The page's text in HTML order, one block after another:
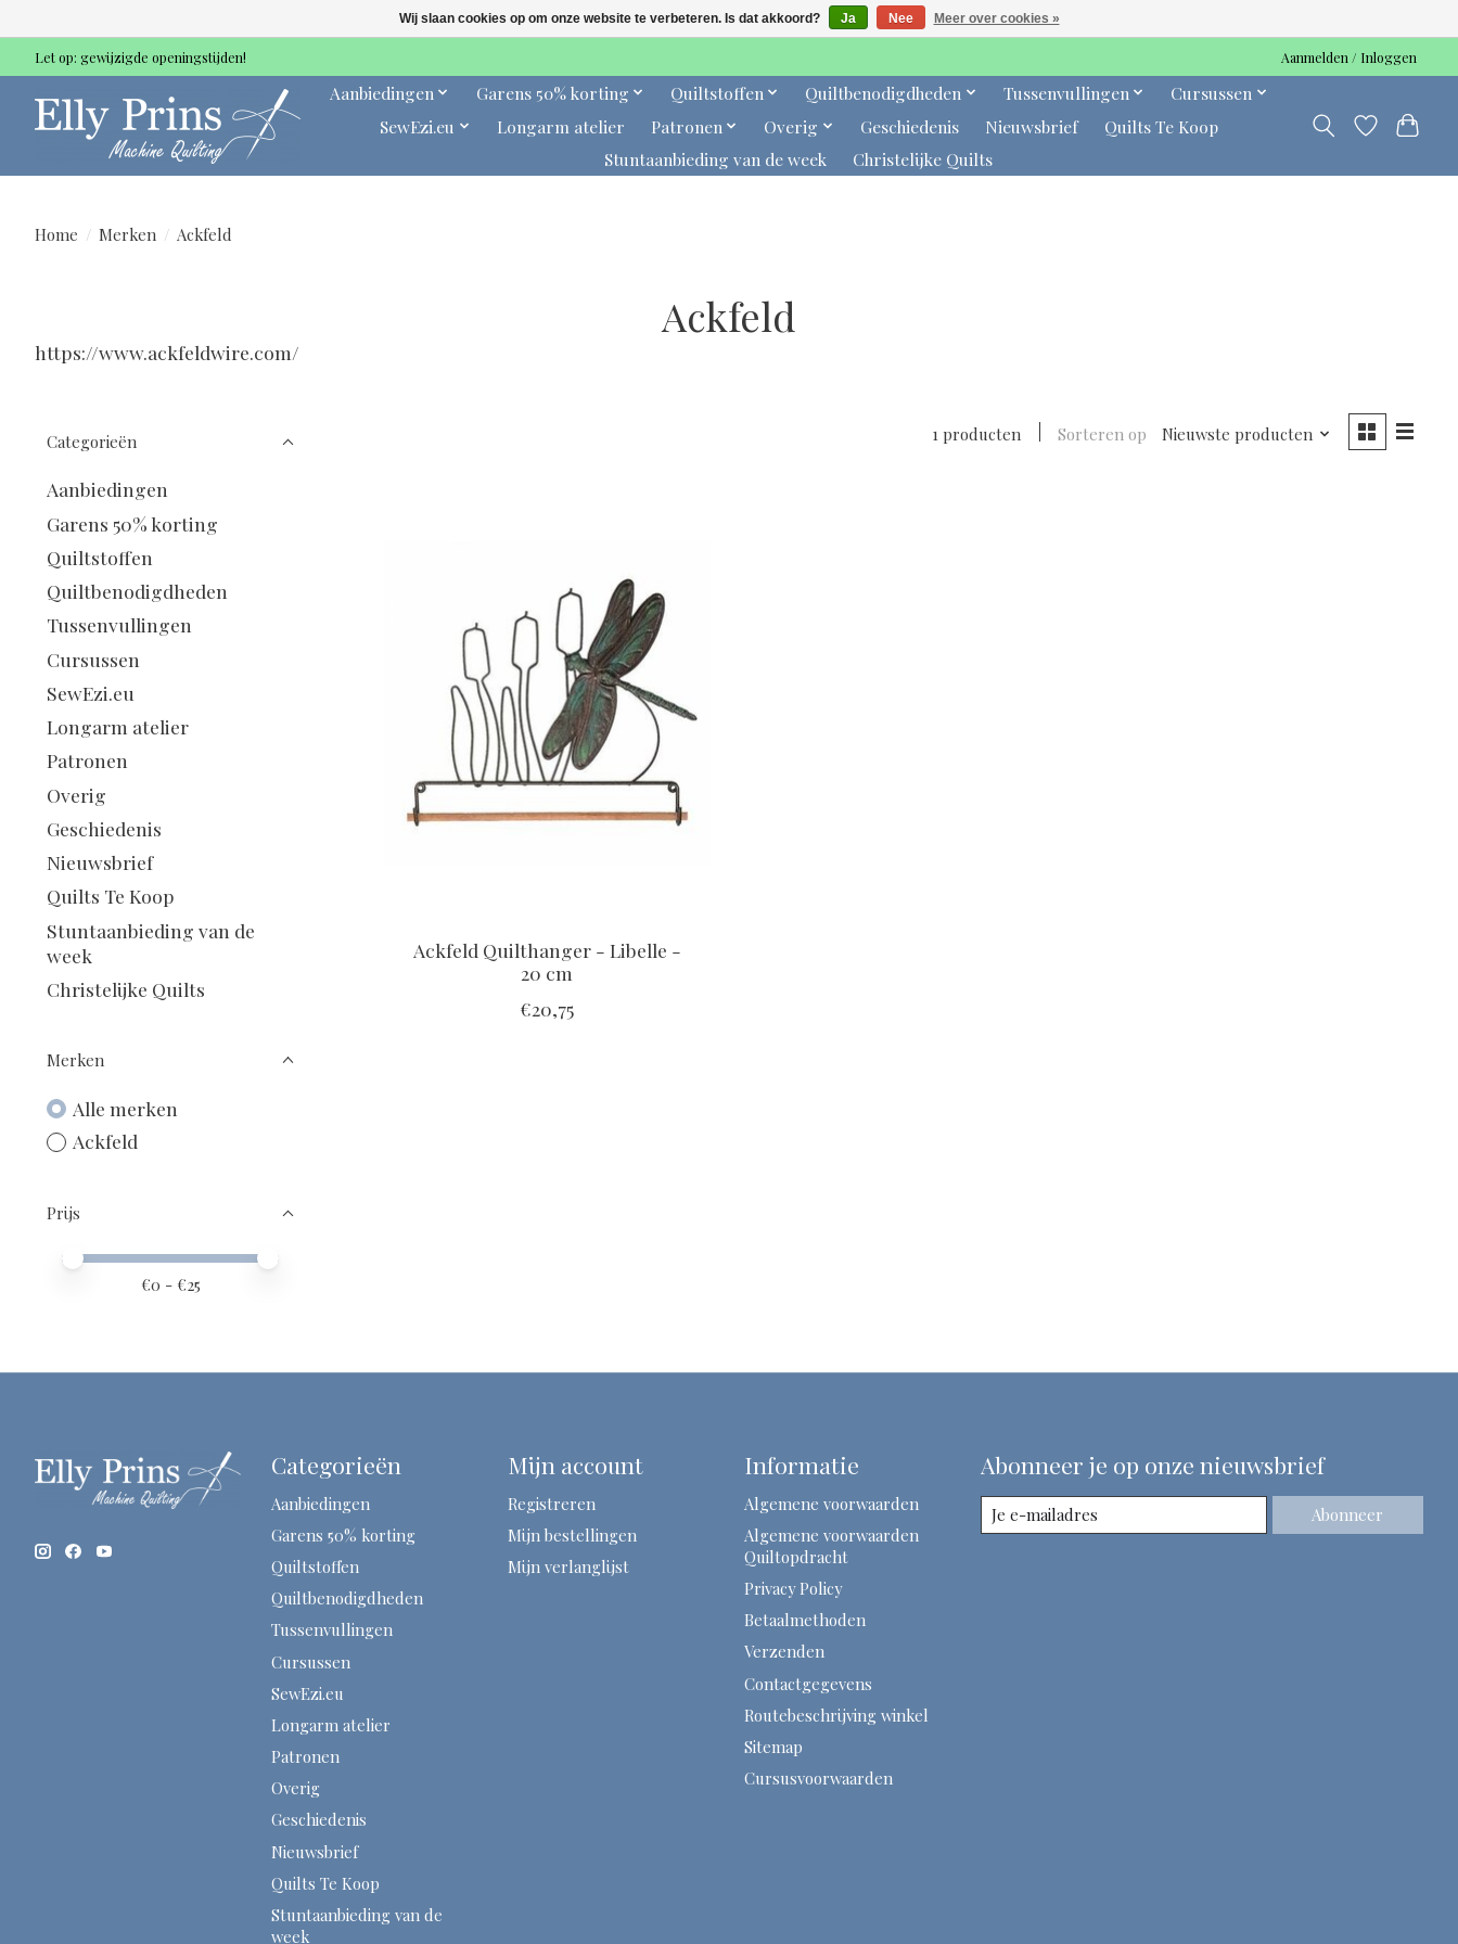
Let op: gewijzigde openingstijden! Aanmelden / Inloggen
Aanbiedingen Garens 50% korting Quiltstoffen Quiltbenodigdheden Tussenvullingen
Cursussen
SewEzi.eu
Longarm atelier Patronen Overig Geschiedenis Nieuwsbrief
Quilts Te Koop
Stuntaanbieding van de week
Christelijke Quilts
Home / Merken / Ackfeld
Ackfeld
https://www.ackfeldwire.com/
Categorieën
Aanbiedingen
Garens 50% korting
Quiltstoffen
Quiltbenodigdheden
Tussenvullingen
Cursussen
SewEzi.eu
Longarm atelier
Patronen
Overig
Geschiedenis
Nieuwsbrief
Quilts Te Koop
Stuntaanbieding van de
week
Christelijke Quilts
Merken
Alle merken
Ackfeld
Prijs
Minimale prijswaarde
Price maximum value
€0 - €25
1 producten Sorteren op Nieuwste producten
Ackfeld Quilthanger - Libelle -
20 cm
€20,75
Categorieën
Aanbiedingen
Garens 50% korting
Quiltstoffen
Quiltbenodigdheden
Tussenvullingen
Cursussen
SewEzi.eu
Longarm atelier
Patronen
Overig
Geschiedenis
Nieuwsbrief
Quilts Te Koop
Stuntaanbieding van de
week
Mijn account
Registreren
Mijn bestellingen
Mijn verlanglijst
Informatie
Algemene voorwaarden
Algemene voorwaarden
Quiltopdracht
Privacy Policy
Betaalmethoden
Verzenden
Contactgegevens
Routebeschrijving winkel
Sitemap
Cursusvoorwaarden
Abonneer je op onze nieuwsbrief
Abonneer
Wij slaan cookies op om onze website te verbeteren. Is dat akkoord? Ja Nee Meer over cookies »